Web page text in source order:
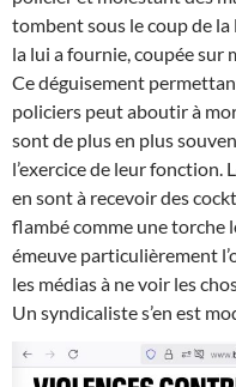
tombent sous le coup de
la lui a fournie, coupée sur
Ce déguisement
policiers peut aboutir à
sont de plus en plus
l’exercice de leur fonction.
en sont à recevoir des
flambé comme une torche
émeuve particulièrement
les médias à ne voir les
Un syndicaliste s’en est